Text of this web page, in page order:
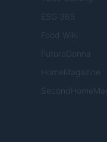
ESG 365
Food Wiki
FuturoDonna
HomeMagazine